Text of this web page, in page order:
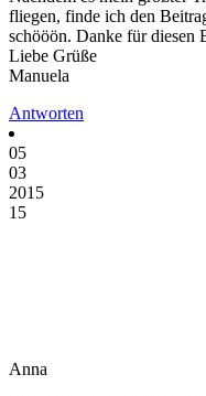
fliegen, finde ich den
schööön. Danke für diesen
Liebe Grüße
Manuela
Antworten
05
03
2015
15
Anna